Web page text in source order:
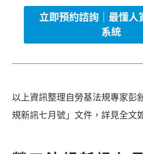
立即預約諮詢｜最懂人
系統
以上資訊整理自勞基法規專家彭
規新訊七月號」文件，詳見全文